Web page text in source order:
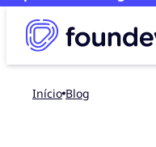
Início blog